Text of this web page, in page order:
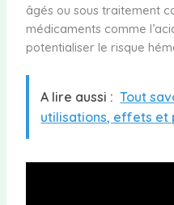
âgés ou sous traitement
médicaments comme
potentialiser le risque
A lire aussi : Tout
utilisations, effets et